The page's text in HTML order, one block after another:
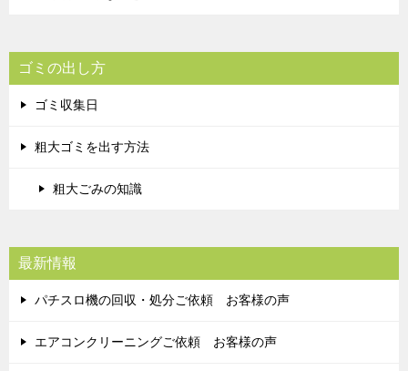
ゴミの出し方
ゴミ収集日
粗大ゴミを出す方法
粗大ごみの知識
最新情報
パチスロ機の回収・処分ご依頼 お客様の声
エアコンクリーニングご依頼 お客様の声